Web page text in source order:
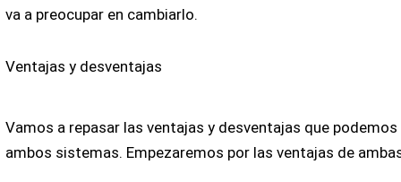
va a preocupar en cambiarlo.
Ventajas y desventajas
Vamos a repasar las ventajas y desventajas que
ambos sistemas. Empezaremos por las ventajas de